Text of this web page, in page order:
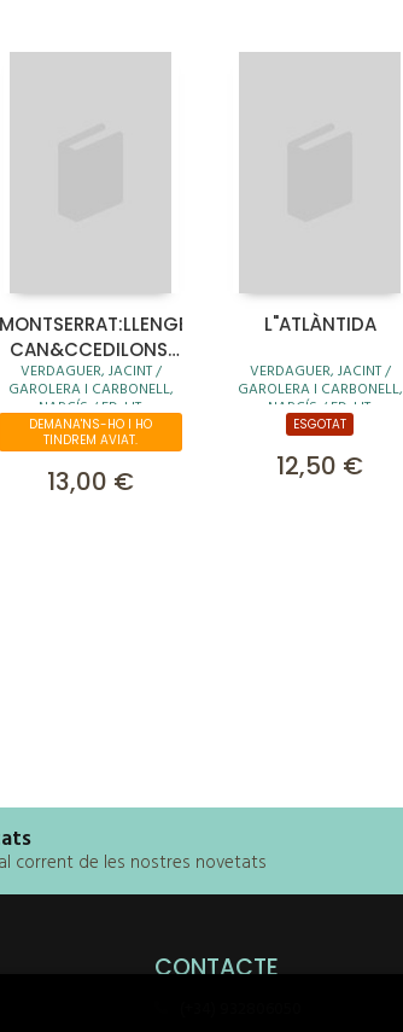
MONTSERRAT:LLENGENDARI,
CAN&CCEDILONS,
ODES
VERDAGUER, JACINT /
GAROLERA I CARBONELL,
NARCÍS / ED. LIT.
DEMANA'NS-HO I HO
TINDREM AVIAT.
13,00 €
L"ATLÀNTIDA
VERDAGUER, JACINT /
GAROLERA I CARBONELL,
NARCÍS / ED. LIT.
ESGOTAT
12,50 €
corrent de les nostres novetats
CONTACTE